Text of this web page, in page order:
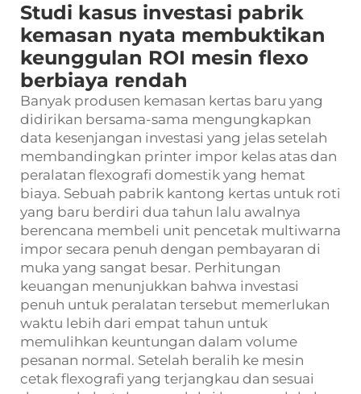
Studi kasus investasi pabrik
kemasan nyata membuktikan
keunggulan ROI mesin flexo
berbiaya rendah
Banyak produsen kemasan kertas baru yang
didirikan bersama-sama mengungkapkan
data kesenjangan investasi yang jelas setelah
membandingkan printer impor kelas atas dan
peralatan flexografi domestik yang hemat
biaya. Sebuah pabrik kantong kertas untuk roti
yang baru berdiri dua tahun lalu awalnya
berencana membeli unit pencetak multiwarna
impor secara penuh dengan pembayaran di
muka yang sangat besar. Perhitungan
keuangan menunjukkan bahwa investasi
penuh untuk peralatan tersebut memerlukan
waktu lebih dari empat tahun untuk
memulihkan keuntungan dalam volume
pesanan normal. Setelah beralih ke mesin
cetak flexografi yang terjangkau dan sesuai